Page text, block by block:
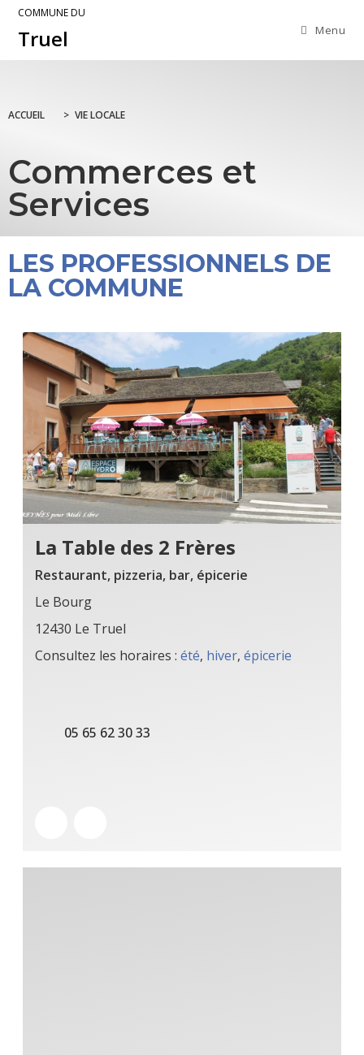
COMMUNE DU
Truel Menu
ACCUEIL > VIE LOCALE
Commerces et
Services
LES PROFESSIONNELS DE
LA COMMUNE
La Table des 2 Frères
Restaurant, pizzeria, bar, épicerie
Le Bourg
12430 Le Truel
Consultez les horaires : été, hiver, épicerie
05 65 62 30 33